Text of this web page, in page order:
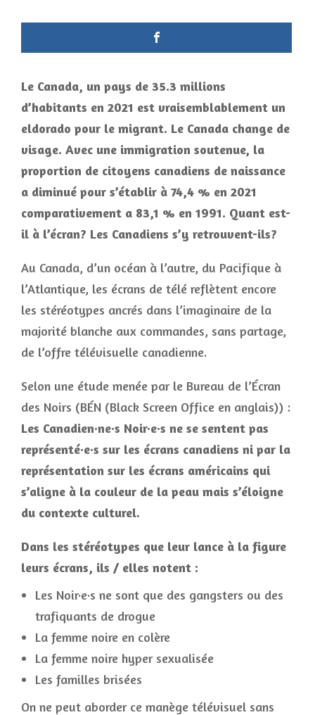
Le Canada, un pays de 35.3 millions
d’habitants en 2021 est vraisemblablement un
eldorado pour le migrant. Le Canada change de
visage. Avec une immigration soutenue, la
proportion de citoyens canadiens de naissance
a diminué pour s’établir à 74,4 % en 2021
comparativement a 83,1 % en 1991. Quant est-
il à l’écran? Les Canadiens s’y retrouvent-ils?
Au Canada, d’un océan à l’autre, du Pacifique à
l’Atlantique, les écrans de télé reflètent encore
les stéréotypes ancrés dans l’imaginaire de la
majorité blanche aux commandes, sans partage,
de l’offre télévisuelle canadienne.
Selon une étude menée par le Bureau de l’Écran
des Noirs (BÉN (Black Screen Office en anglais)) :
Les Canadien·ne·s Noir·e·s ne se sentent pas
représenté·e·s sur les écrans canadiens ni par la
représentation sur les écrans américains qui
s’aligne à la couleur de la peau mais s’éloigne
du contexte culturel.
Dans les stéréotypes que leur lance à la figure
leurs écrans, ils / elles notent :
Les Noir·e·s ne sont que des gangsters ou des
trafiquants de drogue
La femme noire en colère
La femme noire hyper sexualisée
Les familles brisées
On ne peut aborder ce manège télévisuel sans